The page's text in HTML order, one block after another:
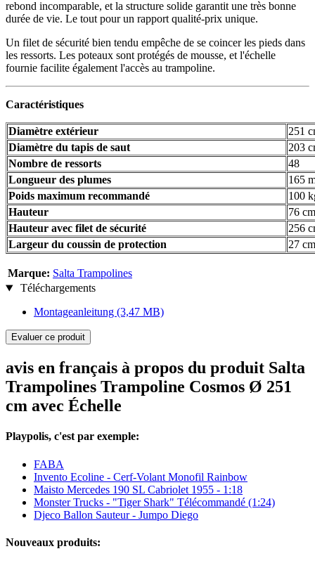
rebond incomparable, et la structure solide garantit une très bonne
durée de vie. Le tout pour un rapport qualité-prix unique.
Un filet de sécurité bien tendu empêche de se coincer les pieds dans
les ressorts. Les poteaux sont protégés de mousse, et l'échelle
fournie facilite également l'accès au trampoline.
Caractéristiques
Diamètre extérieur
251
Diamètre du tapis de saut
203
Nombre de ressorts
48
Longueur des plumes
165
Poids maximum recommandé
100
Hauteur
76 cm
Hauteur avec filet de sécurité
256
Largeur du coussin de protection
27 cm
Marque: Salta Trampolines
Téléchargements
Montageanleitung (3,47 MB)
Evaluer ce produit
avis en français à propos du produit Salta
Trampolines Trampoline Cosmos Ø 251
cm avec Échelle
Playpolis, c'est par exemple:
FABA
Invento Ecoline - Cerf-Volant Monofil Rainbow
Maisto Mercedes 190 SL Cabriolet 1955 - 1:18
Monster Trucks - "Tiger Shark" Télécommandé (1:24)
Djeco Ballon Sauteur - Jumpo Diego
Nouveaux produits: